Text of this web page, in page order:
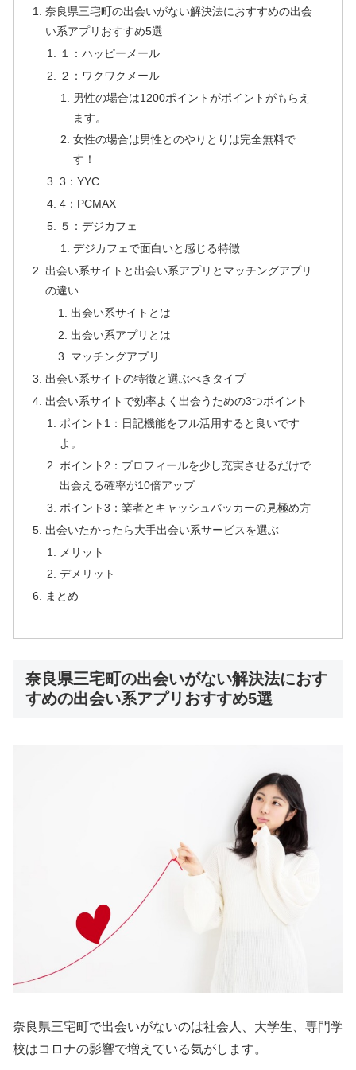
奈良県三宅町の出会いがない解決法におすすめの出会
い系アプリおすすめ5選
１：ハッピーメール
２：ワクワクメール
男性の場合は1200ポイントがポイントがもらえ
ます。
女性の場合は男性とのやりとりは完全無料で
す！
3：YYC
4：PCMAX
５：デジカフェ
デジカフェで面白いと感じる特徴
出会い系サイトと出会い系アプリとマッチングアプリ
の違い
出会い系サイトとは
出会い系アプリとは
マッチングアプリ
出会い系サイトの特徴と選ぶべきタイプ
出会い系サイトで効率よく出会うための3つポイント
ポイント1：日記機能をフル活用すると良いです
よ。
ポイント2：プロフィールを少し充実させるだけで
出会える確率が10倍アップ
ポイント3：業者とキャッシュバッカーの見極め方
出会いたかったら大手出会い系サービスを選ぶ
メリット
デメリット
まとめ
奈良県三宅町の出会いがない解決法におす
すめの出会い系アプリおすすめ5選
奈良県三宅町で出会いがないのは社会人、大学生、専門学
校はコロナの影響で増えている気がします。